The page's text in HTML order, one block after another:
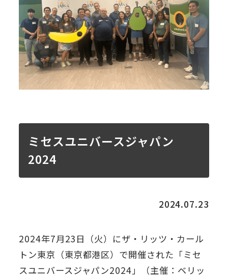
ミセスユニバースジャパン
2024
2024.07.23
2024年7月23日（火）にザ・リッツ・カール
トン東京（東京都港区）で開催された「ミセ
スユニバースジャパン2024」（主催：ベリッ